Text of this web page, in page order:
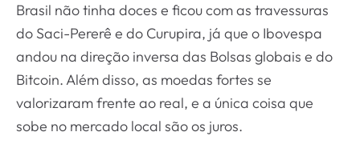
Brasil não tinha doces e ficou com as travessuras
do Saci-Pererê e do Curupira, já que o Ibovespa
andou na direção inversa das Bolsas globais e do
Bitcoin. Além disso, as moedas fortes se
valorizaram frente ao real, e a única coisa que
sobe no mercado local são os juros.